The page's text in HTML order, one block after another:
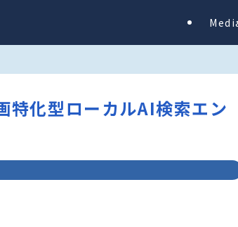
特化型ローカルAI検索エン